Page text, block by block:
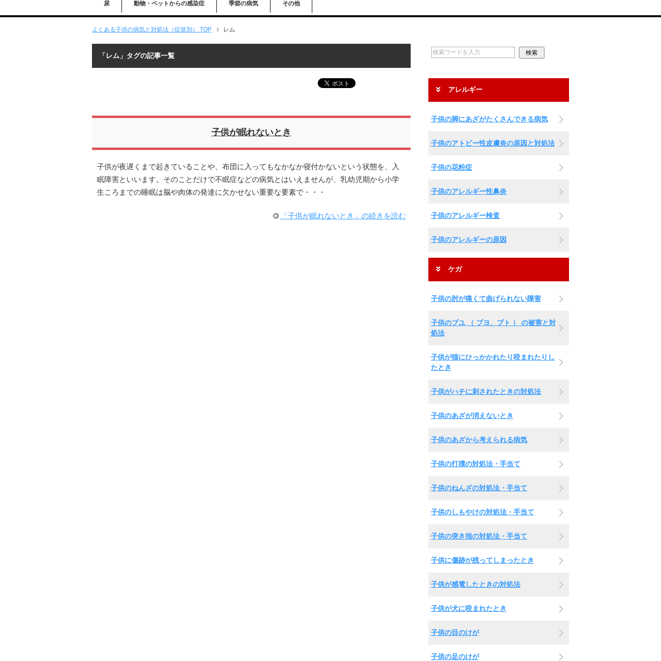
尿 動物・ペットからの感染症 季節の病気 その他
よくある子供の病気と対処法（症状別） TOP レム
「レム」タグの記事一覧
子供が眠れないとき
子供が夜遅くまで起きていることや、布団に入ってもなかなか寝付かないという状態を、入
眠障害といいます。そのことだけで不眠症などの病気とはいえませんが、乳幼児期から小学
生ころまでの睡眠は脳や肉体の発達に欠かせない重要な要素で・・・
「子供が眠れないとき」の続きを読む
アレルギー
子供の脚にあざがたくさんできる病気
子供のアトピー性皮膚炎の原因と対処法
子供の花粉症
子供のアレルギー性鼻炎
子供のアレルギー検査
子供のアレルギーの原因
ケガ
子供の肘が痛くて曲げられない障害
子供のブユ （ ブヨ、ブト ） の被害と対
処法
子供が猫にひっかかれたり咬まれたりし
たとき
子供がハチに刺されたときの対処法
子供のあざが消えないとき
子供のあざから考えられる病気
子供の打撲の対処法・手当て
子供のねんざの対処法・手当て
子供のしもやけの対処法・手当て
子供の突き指の対処法・手当て
子供に傷跡が残ってしまったとき
子供が感電したときの対処法
子供が犬に咬まれたとき
子供の目のけが
子供の足のけが